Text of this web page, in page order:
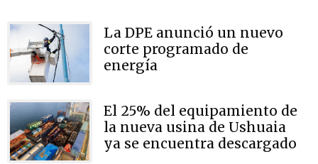
La DPE anunció un nuevo
corte programado de
energía
El 25% del equipamiento de
la nueva usina de Ushuaia
ya se encuentra descargado